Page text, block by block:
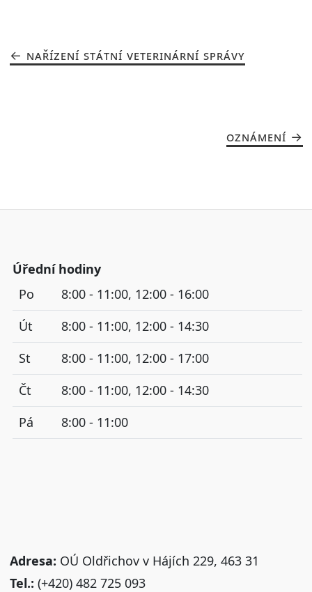
NAŘÍZENÍ STÁTNÍ VETERINÁRNÍ SPRÁVY
OZNÁMENÍ
Úřední hodiny
Po
8:00 - 11:00, 12:00 - 16:00
Út
8:00 - 11:00, 12:00 - 14:30
St
8:00 - 11:00, 12:00 - 17:00
Čt
8:00 - 11:00, 12:00 - 14:30
Pá
8:00 - 11:00
Adresa: OÚ Oldřichov v Hájích 229, 463 31
Tel.: (+420) 482 725 093